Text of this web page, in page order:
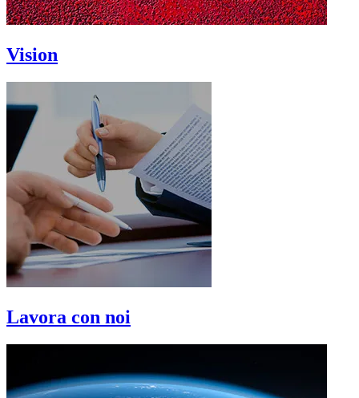
Vision
Lavora con noi